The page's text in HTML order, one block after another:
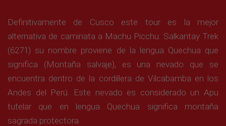
Definitivamente de Cusco este tour es la mejor
alternativa de caminata a Machu Picchu. Salkantay Trek
(6271) su nombre proviene de la lengua Quechua que
significa (Montaña salvaje), es una nevado que se
encuentra dentro de la cordillera de Vilcabamba en los
Andes del Perú. Este nevado es considerado un Apu
tutelar que en lengua Quechua significa montaña
sagrada protectora